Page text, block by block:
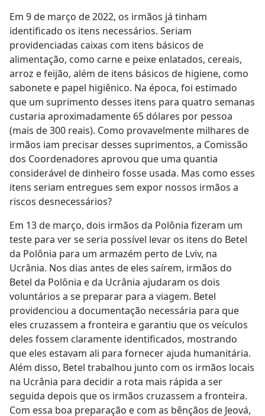
Em 9 de março de 2022, os irmãos já tinham
identificado os itens necessários. Seriam
providenciadas caixas com itens básicos de
alimentação, como carne e peixe enlatados, cereais,
arroz e feijão, além de itens básicos de higiene, como
sabonete e papel higiênico. Na época, foi estimado
que um suprimento desses itens para quatro semanas
custaria aproximadamente 65 dólares por pessoa
(mais de 300 reais). Como provavelmente milhares de
irmãos iam precisar desses suprimentos, a Comissão
dos Coordenadores aprovou que uma quantia
considerável de dinheiro fosse usada. Mas como esses
itens seriam entregues sem expor nossos irmãos a
riscos desnecessários?
Em 13 de março, dois irmãos da Polônia fizeram um
teste para ver se seria possível levar os itens do Betel
da Polônia para um armazém perto de Lviv, na
Ucrânia. Nos dias antes de eles saírem, irmãos do
Betel da Polônia e da Ucrânia ajudaram os dois
voluntários a se preparar para a viagem. Betel
providenciou a documentação necessária para que
eles cruzassem a fronteira e garantiu que os veículos
deles fossem claramente identificados, mostrando
que eles estavam ali para fornecer ajuda humanitária.
Além disso, Betel trabalhou junto com os irmãos locais
na Ucrânia para decidir a rota mais rápida a ser
seguida depois que os irmãos cruzassem a fronteira.
Com essa boa preparação e com as bênçãos de Jeová,